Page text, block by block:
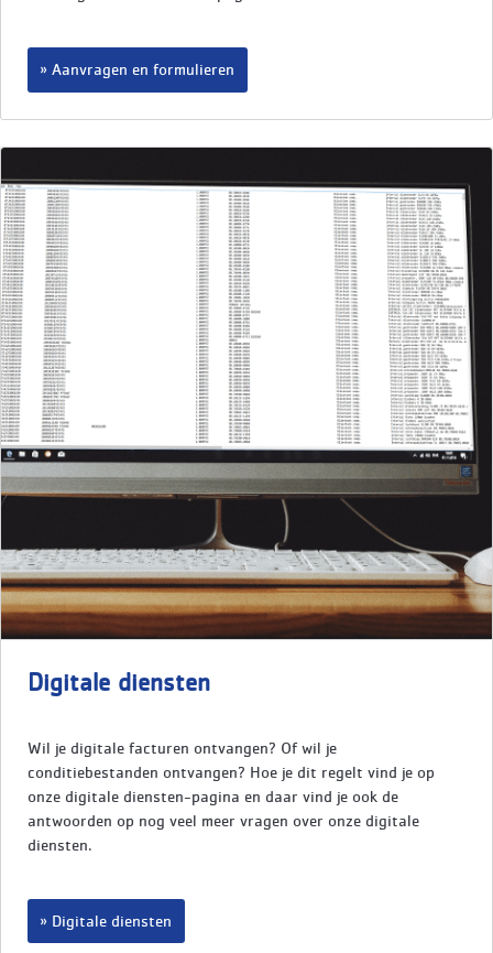
Aanvragen en formulieren
Digitale diensten
Wil je digitale facturen ontvangen? Of wil je
conditiebestanden ontvangen? Hoe je dit regelt vind je op
onze digitale diensten-pagina en daar vind je ook de
antwoorden op nog veel meer vragen over onze digitale
diensten.
Digitale diensten